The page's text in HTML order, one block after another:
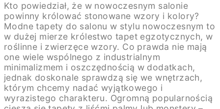
Kto powiedział, że w nowoczesnym salonie
powinny królować stonowane wzory i kolory?
Modne tapety do salonu w stylu nowoczesnym to
w dużej mierze królestwo tapet egzotycznych, w
roślinne i zwierzęce wzory. Co prawda nie mają
one wiele wspólnego z industrialnym
minimalizmem i oszczędnością w dodatkach,
jednak doskonale sprawdzą się we wnętrzach,
którym chcemy nadać wyjątkowego i
wyrazistego charakteru. Ogromną popularnością